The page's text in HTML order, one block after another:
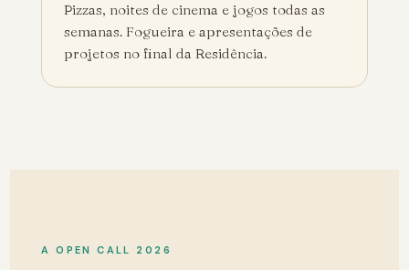
Pizzas, noites de cinema e jogos todas as
semanas. Fogueira e apresentações de
projetos no final da Residência.
A OPEN CALL 2026